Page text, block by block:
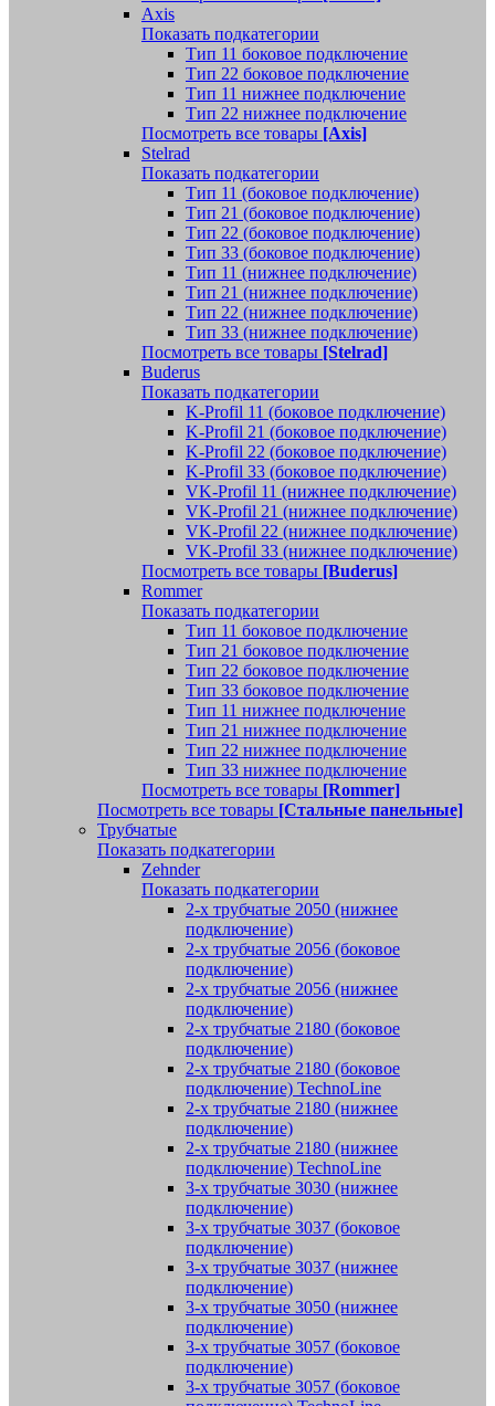
Axis
Показать подкатегории
Тип 11 боковое подключение
Тип 22 боковое подключение
Тип 11 нижнее подключение
Тип 22 нижнее подключение
Посмотреть все товары [Axis]
Stelrad
Показать подкатегории
Tип 11 (боковое подключение)
Тип 21 (боковое подключение)
Тип 22 (боковое подключение)
Тип 33 (боковое подключение)
Тип 11 (нижнее подключение)
Тип 21 (нижнее подключение)
Тип 22 (нижнее подключение)
Тип 33 (нижнее подключение)
Посмотреть все товары [Stelrad]
Buderus
Показать подкатегории
K-Profil 11 (боковое подключение)
K-Profil 21 (боковое подключение)
K-Profil 22 (боковое подключение)
K-Profil 33 (боковое подключение)
VK-Profil 11 (нижнее подключение)
VK-Profil 21 (нижнее подключение)
VK-Profil 22 (нижнее подключение)
VK-Profil 33 (нижнее подключение)
Посмотреть все товары [Buderus]
Rommer
Показать подкатегории
Тип 11 боковое подключение
Тип 21 боковое подключение
Тип 22 боковое подключение
Тип 33 боковое подключение
Тип 11 нижнее подключение
Тип 21 нижнее подключение
Тип 22 нижнее подключение
Тип 33 нижнее подключение
Посмотреть все товары [Rommer]
Посмотреть все товары [Стальные панельные]
Трубчатые
Показать подкатегории
Zehnder
Показать подкатегории
2-х трубчатые 2050 (нижнее
подключение)
2-х трубчатые 2056 (боковое
подключение)
2-х трубчатые 2056 (нижнее
подключение)
2-х трубчатые 2180 (боковое
подключение)
2-х трубчатые 2180 (боковое
подключение) TechnoLine
2-х трубчатые 2180 (нижнее
подключение)
2-х трубчатые 2180 (нижнее
подключение) TechnoLine
3-х трубчатые 3030 (нижнее
подключение)
3-х трубчатые 3037 (боковое
подключение)
3-х трубчатые 3037 (нижнее
подключение)
3-х трубчатые 3050 (нижнее
подключение)
3-х трубчатые 3057 (боковое
подключение)
3-х трубчатые 3057 (боковое